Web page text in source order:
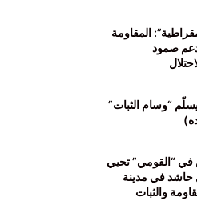
المقاومة
صمود
“وسام الثبات”
في “القومي” تحيي
حاشد في مدينة
والثبات